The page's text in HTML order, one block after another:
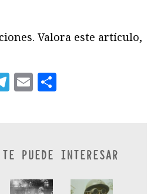
Valora este artículo,
Telegram
Email
PUEDE INTERESAR